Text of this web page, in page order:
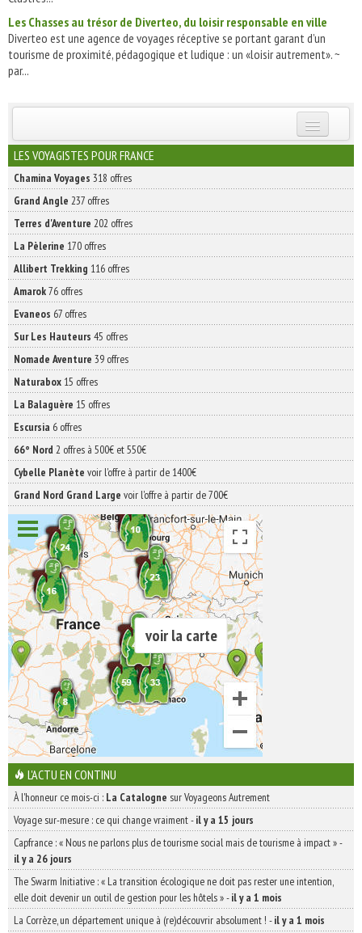
Les Chasses au trésor de Diverteo, du loisir responsable en ville
Diverteo est une agence de voyages réceptive se portant garant d’un
tourisme de proximité, pédagogique et ludique : un «loisir autrement». ~
par...
INSCRIVEZ-VOUS | ABONNEZ-VOUS
LES VOYAGISTES POUR FRANCE
Chamina Voyages 318 offres
Grand Angle 237 offres
Terres d'Aventure 202 offres
La Pèlerine 170 offres
Allibert Trekking 116 offres
Amarok76 offres
Evaneos 67 offres
Sur Les Hauteurs 45 offres
Nomade Aventure 39 offres
Naturabox 15 offres
La Balaguère 15 offres
Escursia 6 offres
66° Nord 2 offres à 500€ et 550€
Cybelle Planète voir l'offre à partir de 1400€
Grand Nord Grand Large voir l'offre à partir de 700€
voir la carte
L'ACTU EN CONTINU
À l'honneur ce mois-ci : La Catalogne sur Voyageons Autrement
Voyage sur-mesure : ce qui change vraiment-il y a 15 jours
Capfrance : « Nous ne parlons plus de tourisme social mais de tourisme à impact »-
il y a 26 jours
The Swarm Initiative : « La transition écologique ne doit pas rester une intention,
elle doit devenir un outil de gestion pour les hôtels »-il y a 1 mois
La Corrèze, un département unique à (re)découvrir absolument ! -il y a 1 mois